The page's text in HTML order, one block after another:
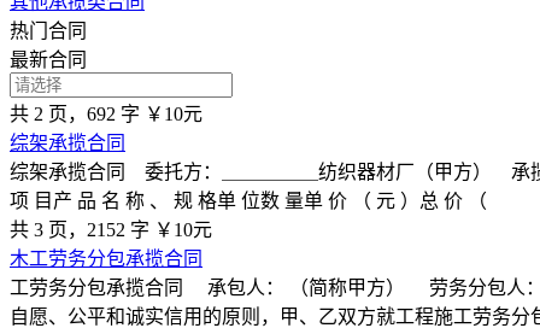
热门合同
最新合同
共 2 页，692 字 ￥10元
综架承揽合同
综架承揽合同 委托方：＿＿＿＿＿纺织器材厂（甲方） 承
项 目产 品 名 称 、 规 格单 位数 量单 价 （ 元 ）总 价 （
共 3 页，2152 字 ￥10元
木工劳务分包承揽合同
工劳务分包承揽合同 承包人： （简称甲方） 劳务分包人
自愿、公平和诚实信用的原则，甲、乙双方就工程施工劳务分